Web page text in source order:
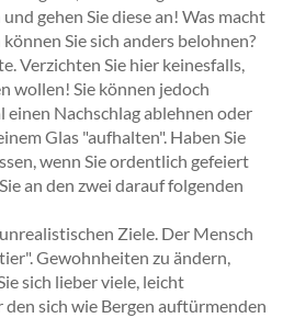
gehen Sie diese an! Was macht
Sie sich anders belohnen?
Verzichten Sie hier keinesfalls,
wollen! Sie können jedoch
einen Nachschlag ablehnen oder
Glas "aufhalten". Haben Sie
wenn Sie ordentlich gefeiert
an den zwei darauf folgenden
Ziele. Der Mensch
Gewohnheiten zu ändern,
sich lieber viele, leicht
den sich wie Bergen auftürmenden